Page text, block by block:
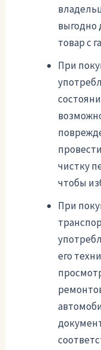
выгодно
товар с
При
чистку
чтобы
При
его